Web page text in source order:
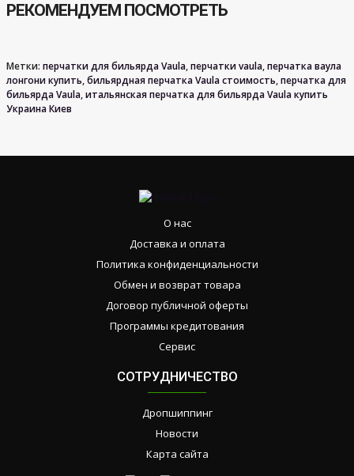
РЕКОМЕНДУЕМ ПОСМОТРЕТЬ
Метки: перчатки для бильярда Vaula,перчатки vaula,перчатка ваула
лонгони купить,бильярдная перчатка Vaula стоимость,перчатка для
бильярда Vaula,итальянская перчатка для бильярда Vaula купить
Украина Киев
О нас
Доставка и оплата
Политика конфиденциальности
Обмен и возврат товара
Договор публичной оферты
Программы кредитования
Сервис
СОТРУДНИЧЕСТВО
Дропшиппинг
Новости
Карта сайта